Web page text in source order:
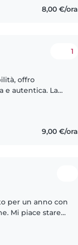
8,00 €/ora
1
offro
e autentica. La
9,00 €/ora
per un anno con
Mi piace stare